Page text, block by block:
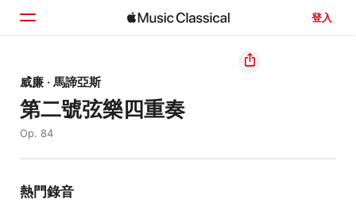
登入
首頁
瀏覽
威廉 · 馬諦亞斯
第二號弦樂四重奏
Op. 84
熱門錄音